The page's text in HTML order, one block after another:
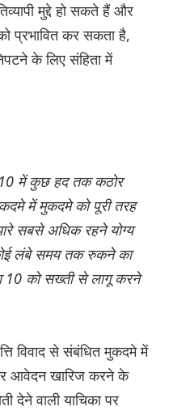
मुद्दे हो सकते हैं और
प्रभावित कर सकता है,
के लिए संहिता में
10 में कुछ हद तक कठोर
में मुकदमे को पूरी तरह
सबसे अधिक रहने योग्य
लंबे समय तक रुकने का
10 को सख्ती से लागू करने
विवाद से संबंधित मुकदमे में
आवेदन खारिज करने के
देने वाली याचिका पर